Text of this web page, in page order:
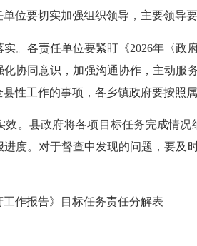
位要切实加强组织领导，主要领导
各责任单位要紧盯《2026年〈政
协同意识，加强沟通协作，主动服
性工作的事项，各乡镇政府要按照
县政府将各项目标任务完成情况
度。对于督查中发现的问题，要及
作报告》目标任务责任分解表